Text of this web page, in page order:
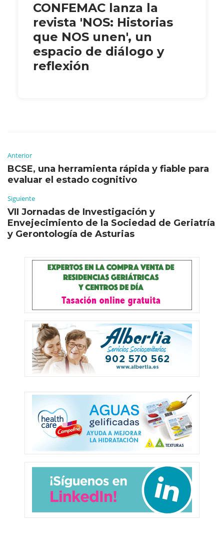
CONFEMAC lanza la
revista 'NOS: Historias
que NOS unen', un
espacio de diálogo y
reflexión
Anterior
BCSE, una herramienta rápida y fiable para
evaluar el estado cognitivo
Siguiente
VII Jornadas de Investigación y
Envejecimiento de la Sociedad de Geriatría
y Gerontología de Asturias